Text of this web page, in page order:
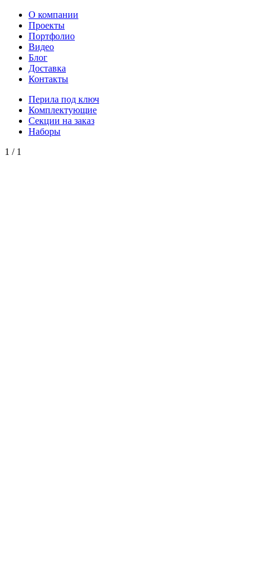
О компании
Проекты
Портфолио
Видео
Блог
Доставка
Контакты
Перила под ключ
Комплектующие
Секции на заказ
Наборы
1 / 1